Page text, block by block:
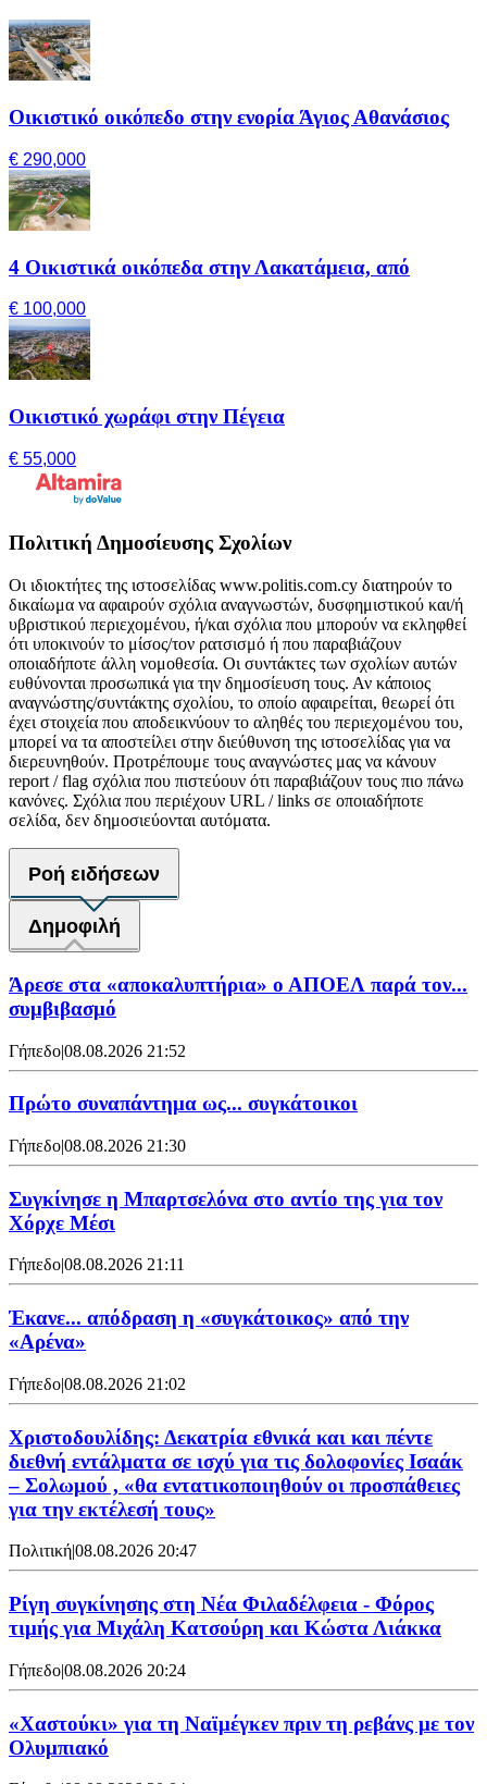
Οικιστικό οικόπεδο στην ενορία Άγιος Αθανάσιος
€ 290,000
4 Οικιστικά οικόπεδα στην Λακατάμεια, από
€ 100,000
Οικιστικό χωράφι στην Πέγεια
€ 55,000
Πολιτική Δημοσίευσης Σχολίων
Οι ιδιοκτήτες της ιστοσελίδας www.politis.com.cy διατηρούν το
δικαίωμα να αφαιρούν σχόλια αναγνωστών, δυσφημιστικού και/ή
υβριστικού περιεχομένου, ή/και σχόλια που μπορούν να εκληφθεί
ότι υποκινούν το μίσος/τον ρατσισμό ή που παραβιάζουν
οποιαδήποτε άλλη νομοθεσία. Οι συντάκτες των σχολίων αυτών
ευθύνονται προσωπικά για την δημοσίευση τους. Αν κάποιος
αναγνώστης/συντάκτης σχολίου, το οποίο αφαιρείται, θεωρεί ότι
έχει στοιχεία που αποδεικνύουν το αληθές του περιεχομένου του,
μπορεί να τα αποστείλει στην διεύθυνση της ιστοσελίδας για να
διερευνηθούν. Προτρέπουμε τους αναγνώστες μας να κάνουν
report / flag σχόλια που πιστεύουν ότι παραβιάζουν τους πιο πάνω
κανόνες. Σχόλια που περιέχουν URL / links σε οποιαδήποτε
σελίδα, δεν δημοσιεύονται αυτόματα.
Ροή ειδήσεων
Δημοφιλή
Άρεσε στα «αποκαλυπτήρια» ο ΑΠΟΕΛ παρά τον...
συμβιβασμό
Γήπεδο|08.08.2026 21:52
Πρώτο συναπάντημα ως... συγκάτοικοι
Γήπεδο|08.08.2026 21:30
Συγκίνησε η Μπαρτσελόνα στο αντίο της για τον
Χόρχε Μέσι
Γήπεδο08.08.2026 21:11
Έκανε... απόδραση η «συγκάτοικος» από την
«Αρένα»
Γήπεδο|08.08.2026 21:02
Χριστοδουλίδης: Δεκατρία εθνικά και και πέντε
διεθνή εντάλματα σε ισχύ για τις δολοφονίες Ισαάκ
– Σολωμού , «θα εντατικοποιηθούν οι προσπάθειες
για την εκτέλεσή τους»
Πολιτική|08.08.2026 20:47
Ρίγη συγκίνησης στη Νέα Φιλαδέλφεια - Φόρος
τιμής για Μιχάλη Κατσούρη και Κώστα Λιάκκα
Γήπεδο|08.08.2026 20:24
«Χαστούκι» για τη Ναϊμέγκεν πριν τη ρεβάνς με τον
Ολυμπιακό